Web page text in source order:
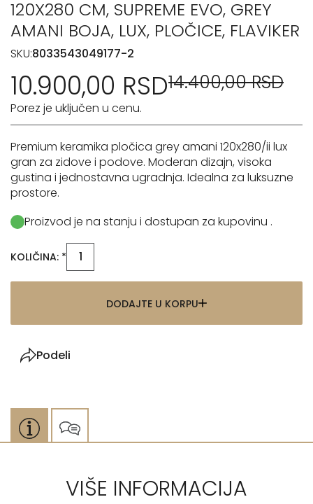
120X280 CM, SUPREME EVO, GREY
AMANI BOJA, LUX, PLOČICE, FLAVIKER
SKU:8033543049177-2
10.900,00 RSD14.400,00 RSD
Porez je uključen u cenu.
Premium keramika pločica grey amani 120x280/ii lux
gran za zidove i podove. Moderan dizajn, visoka
gustina i jednostavna ugradnja. Idealna za luksuzne
prostore.
Proizvod je na stanju i dostupan za kupovinu .
KOLIČINA: *
DODAJTE U KORPU
Podeli
VIŠE INFORMACIJA